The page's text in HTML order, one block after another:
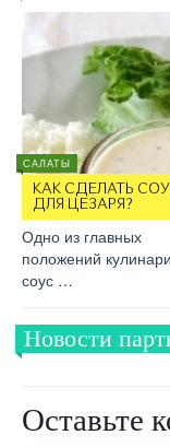
САЛАТЫ
КАК СДЕЛАТЬ
ДЛЯ ЦЕЗАРЯ?
Одно из главных
положений
соус …
Новости
Оставьте